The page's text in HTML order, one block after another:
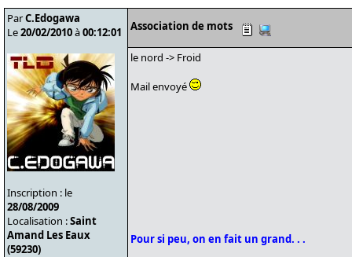
ParC.Edogawa
Le20/02/2010à00:12:01
Inscription : le
28/08/2009
Localisation :Saint
Amand Les Eaux
(59230)
Association de mots
le nord -> Froid
Mail envoyé
Pour si peu, on en fait un grand. . .